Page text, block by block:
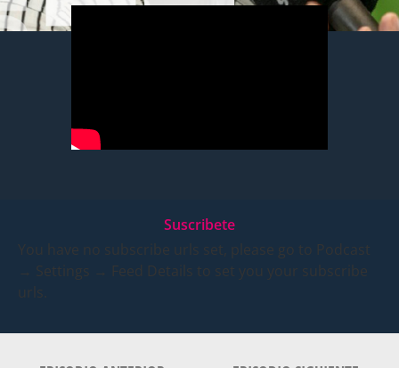
Suscribete
You have no subscribe urls set, please go to Podcast
→ Settings → Feed Details to set you your subscribe
urls.